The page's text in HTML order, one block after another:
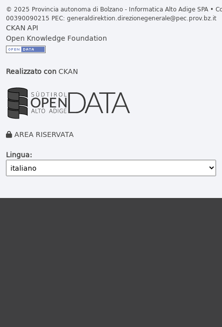
© 2025 Provincia autonoma di Bolzano - Informatica Alto Adige SPA •
00390090215 PEC: generaldirektion.direzionegenerale@pec.prov.bz.it
CKAN API
Open Knowledge Foundation
Realizzato conCKAN
AREA RISERVATA
Lingua